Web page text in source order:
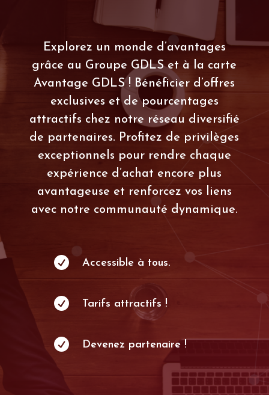
Explorez un monde d’avantages
grâce au Groupe GDLS et à la carte
Avantage GDLS ! Bénéficier d’offres
exclusives et de pourcentages
attractifs chez notre réseau diversifié
de partenaires. Profitez de privilèges
exceptionnels pour rendre chaque
expérience d’achat encore plus
avantageuse et renforcez vos liens
avec notre communauté dynamique.
 Accessible à tous.
 Tarifs attractifs !
 Devenez partenaire !